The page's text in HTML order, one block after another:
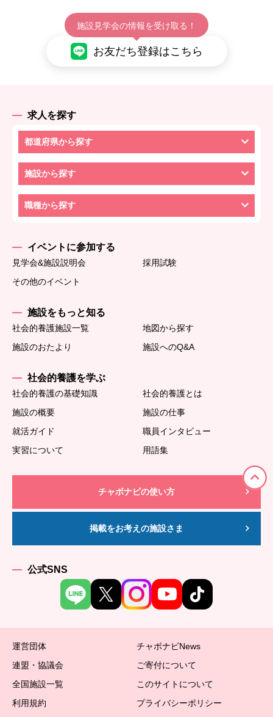
施設見学会の情報を受け取る！
お友だち登録はこちら
求人を探す
都道府県から探す
施設から探す
職種から探す
イベントに参加する
見学会&施設説明会
採用試験
その他のイベント
施設をもっと知る
社会的養護施設一覧
地図から探す
施設のおたより
施設へのQ&A
社会的養護を学ぶ
社会的養護の基礎知識
社会的養護とは
施設の概要
施設の仕事
就活ガイド
職員インタビュー
実習について
用語集
チャボナビの使い方
掲載をお考えの施設さま
公式SNS
運営団体
チャボナビNews
連盟・協議会
ご寄付について
全国施設一覧
このサイトについて
利用規約
プライバシーポリシー